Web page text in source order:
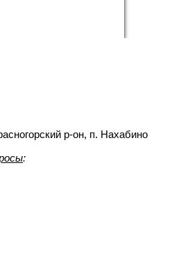
р-он, п. Нахабино
: